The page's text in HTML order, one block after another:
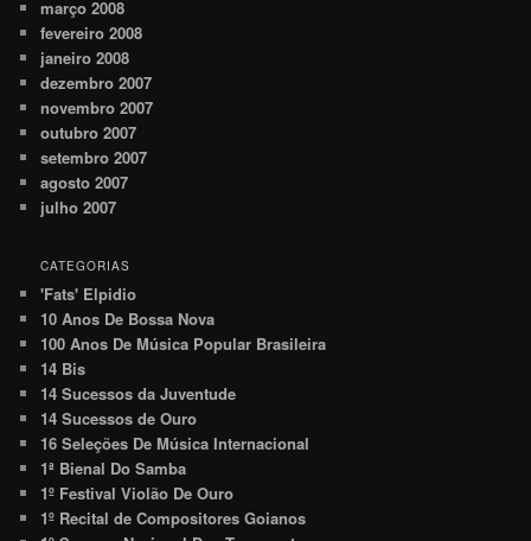
março 2008
fevereiro 2008
janeiro 2008
dezembro 2007
novembro 2007
outubro 2007
setembro 2007
agosto 2007
julho 2007
CATEGORIAS
'Fats' Elpidio
10 Anos De Bossa Nova
100 Anos De Música Popular Brasileira
14 Bis
14 Sucessos da Juventude
14 Sucessos de Ouro
16 Seleções De Música Internacional
1ª Bienal Do Samba
1º Festival Violão De Ouro
1º Recital de Compositores Goianos